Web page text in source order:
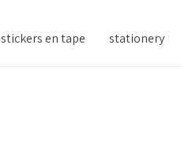
stickers en tape stationery